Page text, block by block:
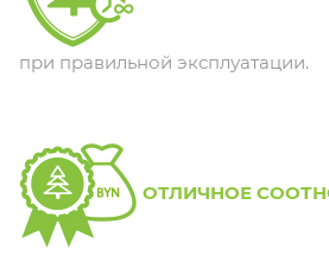
при правильной эксплуатации.
ОТЛИЧНОЕ